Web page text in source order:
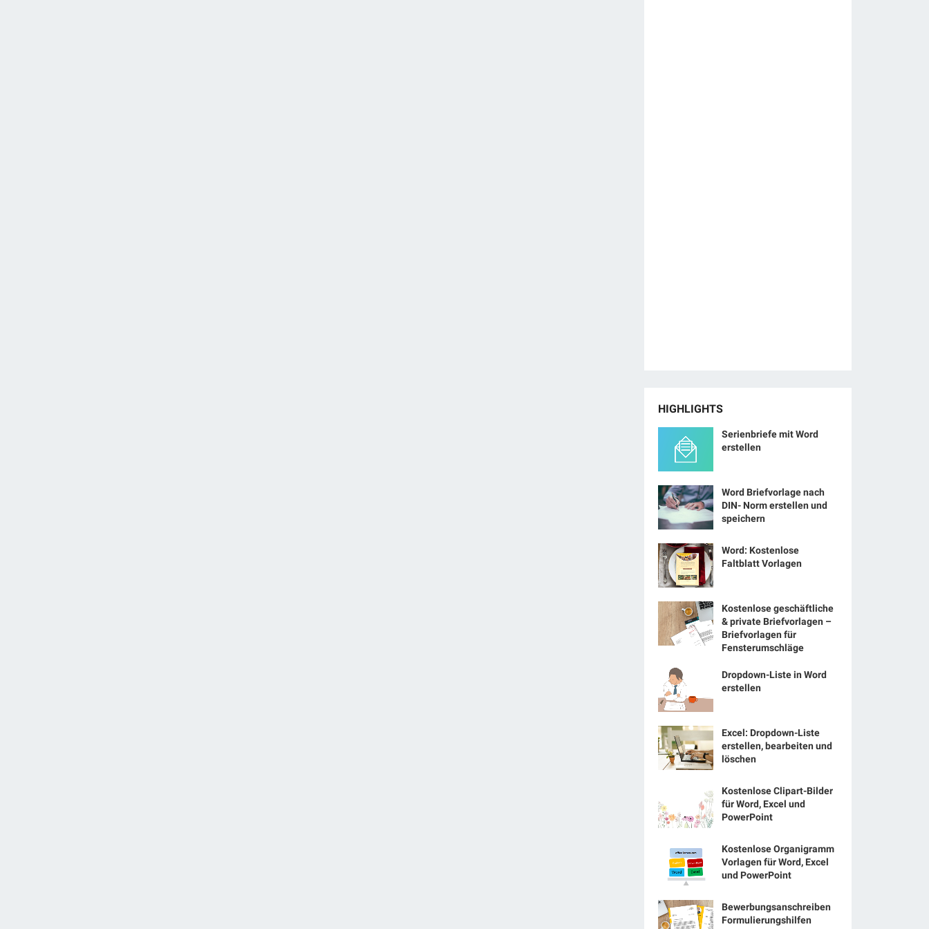
HIGHLIGHTS
Serienbriefe mit Word
erstellen
Word Briefvorlage nach
DIN- Norm erstellen und
speichern
Word: Kostenlose
Faltblatt Vorlagen
Kostenlose geschäftliche
& private Briefvorlagen –
Briefvorlagen für
Fensterumschläge
Dropdown-Liste in Word
erstellen
Excel: Dropdown-Liste
erstellen, bearbeiten und
löschen
Kostenlose Clipart-Bilder
für Word, Excel und
PowerPoint
Kostenlose Organigramm
Vorlagen für Word, Excel
und PowerPoint
Bewerbungsanschreiben
Formulierungshilfen